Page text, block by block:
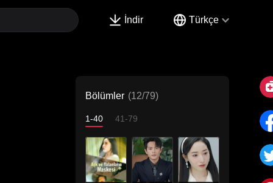
İndir Türkçe
Bölümler (12/79)
1-40 41-79